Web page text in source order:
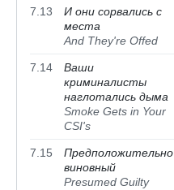
7.13
И они сорвались с
места
And They're Offed
7.14
Ваши
криминалисты
наглотались дыма
Smoke Gets in Your
CSI's
7.15
Предположительно
виновный
Presumed Guilty